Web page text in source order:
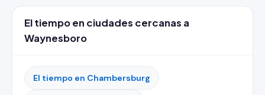
El tiempo en ciudades cercanas a
Waynesboro
El tiempo en Chambersburg